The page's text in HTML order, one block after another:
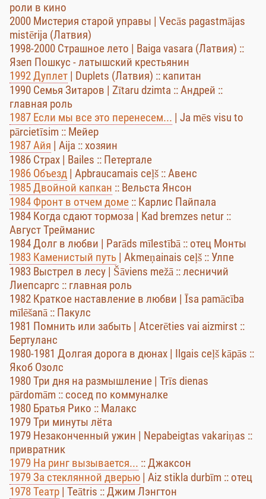
роли в кино
2000 Мистерия старой управы | Vecās pagastmājas
mistērija (Латвия)
1998-2000 Страшное лето | Baiga vasara (Латвия) ::
Язеп Пошкус - латышский крестьянин
1992 Дуплет | Duplets (Латвия) :: капитан
1990 Семья Зитаров | Zītaru dzimta :: Андрей ::
главная роль
1987 Если мы все это перенесем... | Ja mēs visu to
pārcietīsim :: Мейер
1987 Айя | Aija :: хозяин
1986 Страх | Bailes :: Петертале
1986 Объезд | Apbraucamais ceļš :: Авенс
1985 Двойной капкан :: Вельста Янсон
1984 Фронт в отчем доме :: Карлис Пайпала
1984 Когда сдают тормоза | Kad bremzes netur ::
Август Трейманис
1984 Долг в любви | Parāds mīlestībā :: отец Монты
1983 Каменистый путь | Akmeņainais ceļš :: Улпе
1983 Выстрел в лесу | Šāviens mežā :: лесничий
Лиепсаргс :: главная роль
1982 Краткое наставление в любви | Īsa pamācība
mīlēšanā :: Пакулс
1981 Помнить или забыть | Atcerēties vai aizmirst ::
Бертуланс
1980-1981 Долгая дорога в дюнах | Ilgais ceļš kāpās ::
Якоб Озолс
1980 Три дня на размышление | Trīs dienas
pārdomām :: сосед по коммуналке
1980 Братья Рико :: Малакс
1979 Три минуты лёта
1979 Незаконченный ужин | Nepabeigtas vakariņas ::
привратник
1979 На ринг вызывается... :: Джаксон
1979 За стеклянной дверью | Aiz stikla durbīm :: отец
1978 Театр | Teātris :: Джим Лэнгтон